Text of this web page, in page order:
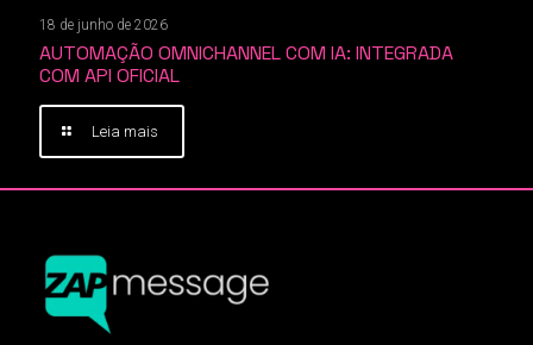
18 de junho de 2026
AUTOMAÇÃO OMNICHANNEL COM IA: INTEGRADA
COM API OFICIAL
Leia mais